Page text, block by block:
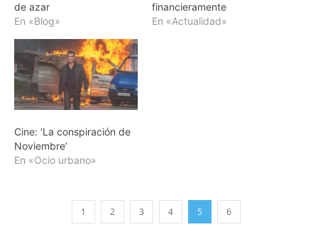
de azar
En «Blog»
financieramente
En «Actualidad»
Cine: ‘La conspiración de
Noviembre’
En «Ocio urbano»
1 2 3 4 5 6